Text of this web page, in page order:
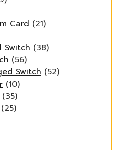
Card (21)
Switch (38)
(56)
Switch (52)
(10)
(35)
(25)